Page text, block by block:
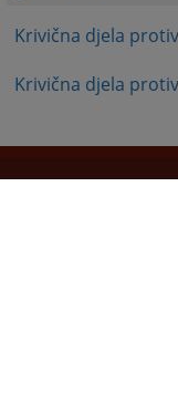
Krivična djela
Krivična djela